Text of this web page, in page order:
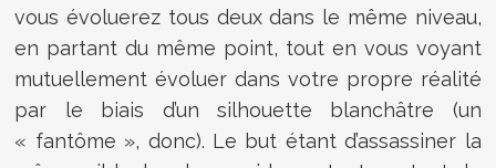
vous évoluerez tous deux dans le même niveau,
en partant du même point, tout en vous voyant
mutuellement évoluer dans votre propre réalité
par le biais d’un silhouette blanchâtre (un
« fantôme », donc). Le but étant d’assassiner la